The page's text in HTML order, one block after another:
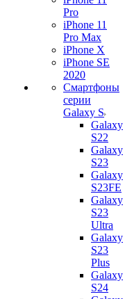
Pro
iPhone 11
Pro Max
iPhone X
iPhone SE
2020
Смартфоны
серии
Galaxy S
Galaxy
S22
Galaxy
S23
Galaxy
S23FE
Galaxy
S23
Ultra
Galaxy
S23
Plus
Galaxy
S24